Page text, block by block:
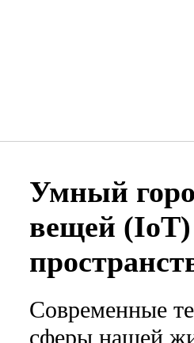
Умный
вещей
Современные
сферы нашей